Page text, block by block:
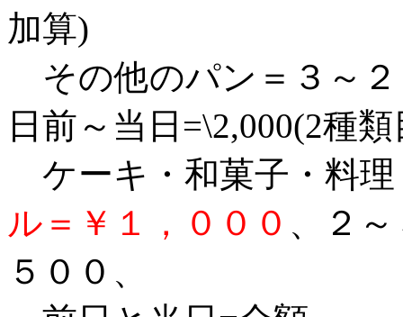
加算)
その他のパン＝３～２
日前～当日=\2,000(2種
ケーキ・和菓子・料
ル＝￥１，０００ 、
２
５００、